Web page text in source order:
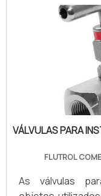
VÁLVULAS PARA
FLUTROL
As válvulas